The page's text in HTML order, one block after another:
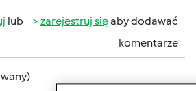
lub zarejestruj sięaby dodawać
komentarze